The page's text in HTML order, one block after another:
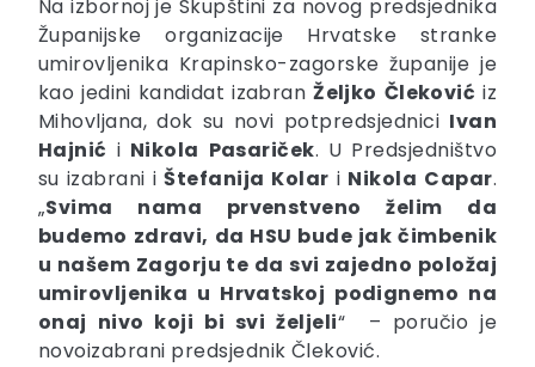
Na izbornoj je Skupštini za novog predsjednika
Županijske organizacije Hrvatske stranke
umirovljenika Krapinsko-zagorske županije je
kao jedini kandidat izabranŽeljko Čleković iz
Mihovljana, dok su novi potpredsjednici Ivan
Hajnić i Nikola Pasariček. U Predsjedništvo
su izabrani iŠtefanija Kolar i Nikola Capar.
„Svima nama prvenstveno želim da
budemo zdravi, da HSU bude jak čimbenik
u našem Zagorju te da svi zajedno položaj
umirovljenika u Hrvatskoj podignemo na
onaj nivo koji bi svi željeli“ – poručio je
novoizabrani predsjednik Čleković.